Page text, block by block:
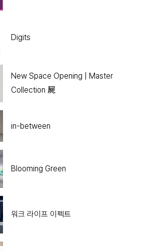
Digits
New Space Opening | Master
Collection 屍
in-between
Blooming Green
워크 라이프 이펙트